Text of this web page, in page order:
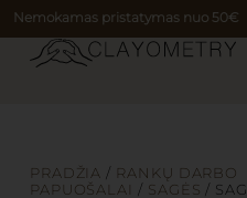
Nemokamas pristatymas nuo 50€
PRADŽIA / RANKŲ DARBO
PAPUOŠALAI
/ SAGĖS /